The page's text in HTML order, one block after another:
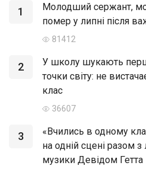
1
Молодший сержант,
помер у липні після
81412
2
У школу шукають
точки світу: не
клас
36607
3
«Вчились в одному
на одній сцені разом
музики Девідом Гетта